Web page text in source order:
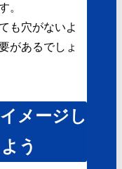
。
も穴がないよ
があるでしょ
メージし
う